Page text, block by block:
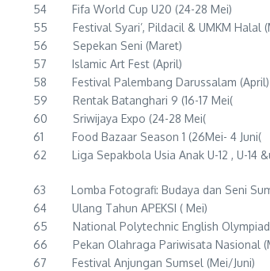
54 Fifa World Cup U20 (24-28 Mei)
55 Festival Syari’, Pildacil & UMKM Halal
56 Sepekan Seni (Maret)
57 Islamic Art Fest (April)
58 Festival Palembang Darussalam (April)
59 Rentak Batanghari 9 (16-17 Mei(
60 Sriwijaya Expo (24-28 Mei(
61 Food Bazaar Season 1 (26Mei- 4 Juni(
62 Liga Sepakbola Usia Anak U-12 , U-14
63 Lomba Fotografi: Budaya dan Seni
64 Ulang Tahun APEKSI ( Mei)
65 National Polytechnic English Olympiad
66 Pekan Olahraga Pariwisata Nasional
67 Festival Anjungan Sumsel (Mei/Juni)